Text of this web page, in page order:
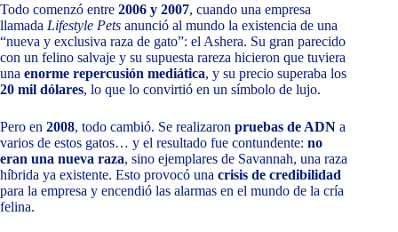
Todo comenzó entre 2006 y 2007, cuando una empresa
llamada Lifestyle Pets anunció al mundo la existencia de una
“nueva y exclusiva raza de gato”: el Ashera. Su gran parecido
con un felino salvaje y su supuesta rareza hicieron que tuviera
una enorme repercusión mediática, y su precio superaba los
20 mil dólares, lo que lo convirtió en un símbolo de lujo.
Pero en 2008, todo cambió. Se realizaron pruebas de ADN a
varios de estos gatos… y el resultado fue contundente: no
eran una nueva raza, sino ejemplares de Savannah, una raza
híbrida ya existente. Esto provocó una crisis de credibilidad
para la empresa y encendió las alarmas en el mundo de la cría
felina.